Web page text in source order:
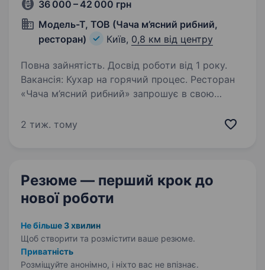
36 000 – 42 000 грн
Модель-Т, ТОВ (Чача м’ясний рибний,
ресторан)
Київ, 0,8 км від центру
Повна зайнятість. Досвід роботи від 1 року.
Вакансія: Кухар на горячий процес. Ресторан
«Чача м’ясний рибний» запрошує в свою
прцес. Наш ресторан, розташований у самому
2 тиж. тому
Резюме — перший крок до
нової роботи
Не більше 3 хвилин
Щоб створити та розмістити ваше резюме.
Приватність
Розміщуйте анонімно, і ніхто вас не впізнає.